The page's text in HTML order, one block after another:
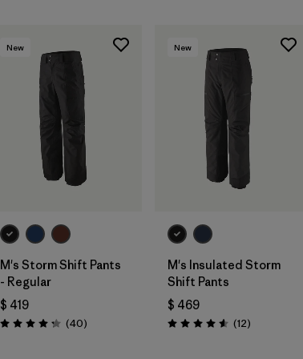
New
M's Storm Shift Pants
- Regular
$ 419
Valoración: 4.3 / 5
(40Comentarios
)
New
M's Insulated Storm
Shift Pants
$ 469
Valoración: 4.6 / 5
(12Comentarios
)